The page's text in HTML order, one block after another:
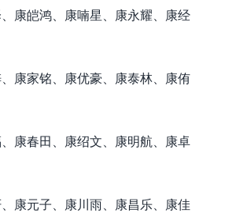
康皑鸿、康喃星、康永耀、康经
康家铭、康优豪、康泰林、康侑
康春田、康绍文、康明航、康卓
康元子、康川雨、康昌乐、康佳